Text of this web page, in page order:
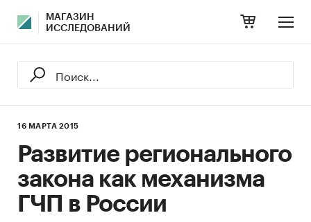
МАГАЗИН
ИССЛЕДОВАНИЙ
16 МАРТА 2015
Развитие регионального
закона как механизма
ГЧП в России